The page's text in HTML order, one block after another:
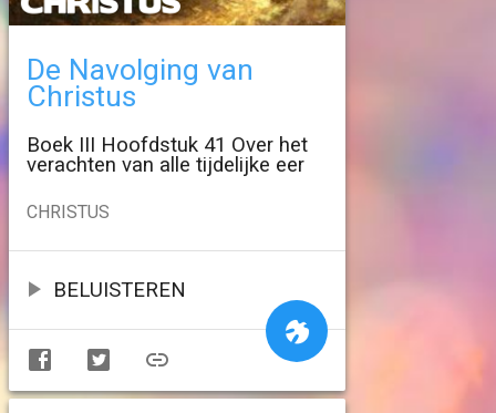
De Navolging van
Christus
Boek III Hoofdstuk 41 Over het
verachten van alle tijdelijke eer
CHRISTUS
BELUISTEREN